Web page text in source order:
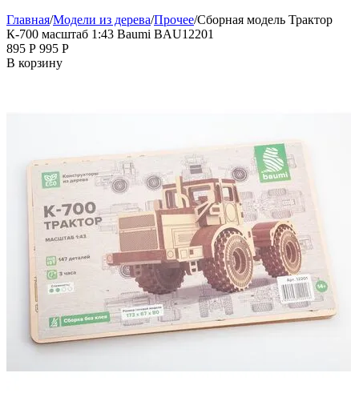
Главная/Модели из дерева/Прочее/Сборная модель Трактор
К-700 масштаб 1:43 Baumi BAU12201
‍895‍ Р ‍995‍ Р
В корзину